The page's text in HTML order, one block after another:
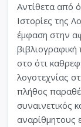
Αντίθετα από
Ιστορίες της
έμφαση στην
στο ότι
λογοτεχνίας
πλήθος
συναινετικός
αναρίθμητους